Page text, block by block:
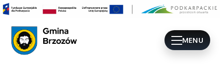
MENU